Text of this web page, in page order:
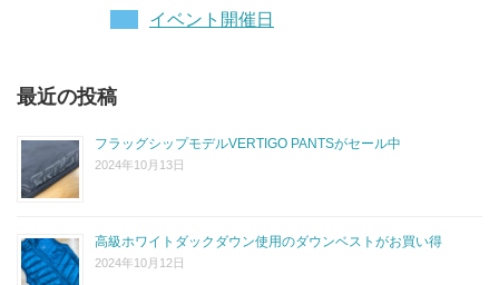
イベント開催日
最近の投稿
フラッグシップモデルVERTIGO PANTSがセール中
2024年10月13日
高級ホワイトダックダウン使用のダウンベストがお買い得
2024年10月12日